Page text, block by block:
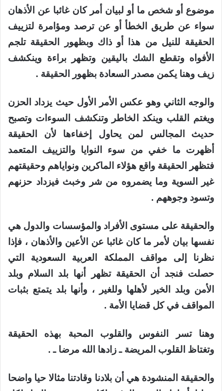
موضوع أو شخص ما أو لبيان أمر كان غائبا عن الأذهان
سواء عن طريق الخطأ أو عن ترصد ومؤامرة لتزييف
الحقيقة للنيل من هذا أو ذاك وبظهور الحقيقة تلجم
الأفواه وتقطع الشك باليقين وتظهر براءة وينكشف
زيف وهنا يكمن مصدر السعادة بظهور الحقيقة .
والوجه الثاني وهو عكس الأمر الأول حيث يزداد الحزن
ويغتم القلب وينكد الخاطر وتنكشف السوءات وتصبح
حديث المجالس لمن يحاول إخفاءها لأن الحقيقة
أظهرت ما خفي من سوء النوايا والتزييف المتعمد
فتظهر الحقيقة واقع هؤلاء الماكرين ونواياهم وحقيقتهم
غير السوية وما يضمروه من شر وخبث فيزداد حزنهم
وتسود وجوههم .
والحقيقة على مستوى الأفراد والمؤسسات والدول هي
نفسها بيان لأمر ما كان غائبا عن الأعين والأذهان ، فإذا
نظرنا إلى مواقف المملكة العربية السعودية التي
حصلت فنجد أن الحقيقة تظهر أنها بلد السلام وبلد
الأمن وبلد الخير لأهلها وللغير ، وأنها بلد يتمتع بثبات
المواقف في كل قضايا الأمة .
وهنا تسر النفوس والقلوب المحبة بهذه الحقيقة
وتغتاظ القلوب المريضة ـ زادها الله مرضا ـ .
والحقيقة المنشودة هي أن بلادنا وقادتنا مثالا حيا واضحا